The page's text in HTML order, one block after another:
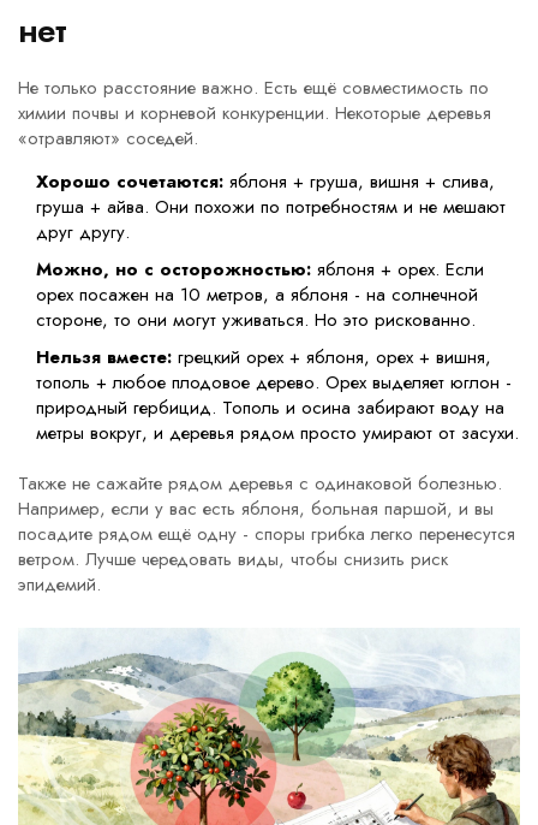
нет
Не только расстояние важно. Есть ещё совместимость по
химии почвы и корневой конкуренции. Некоторые деревья
«отравляют» соседей.
Хорошо сочетаются: яблоня + груша, вишня + слива,
груша + айва. Они похожи по потребностям и не мешают
друг другу.
Можно, но с осторожностью: яблоня + орех. Если
орех посажен на 10 метров, а яблоня - на солнечной
стороне, то они могут уживаться. Но это рискованно.
Нельзя вместе: грецкий орех + яблоня, орех + вишня,
тополь + любое плодовое дерево. Орех выделяет юглон -
природный гербицид. Тополь и осина забирают воду на
метры вокруг, и деревья рядом просто умирают от засухи.
Также не сажайте рядом деревья с одинаковой болезнью.
Например, если у вас есть яблоня, больная паршой, и вы
посадите рядом ещё одну - споры грибка легко перенесутся
ветром. Лучше чередовать виды, чтобы снизить риск
эпидемий.